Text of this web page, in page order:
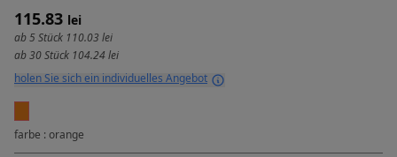
115.83 lei
ab 5 Stück 110.03 lei
ab 30 Stück 104.24 lei
holen Sie sich ein individuelles Angebot
farbe : orange